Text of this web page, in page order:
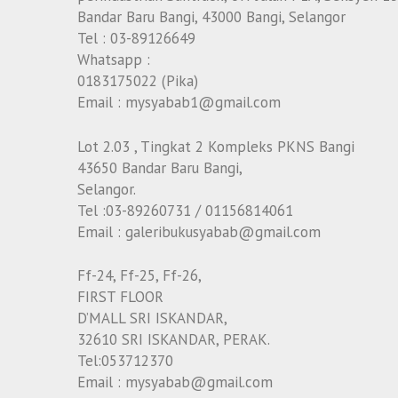
Bandar Baru Bangi, 43000 Bangi, Selangor
Tel : 03-89126649
Whatsapp :
0183175022 (Pika)
Email : mysyabab1@gmail.com
Lot 2.03 , Tingkat 2 Kompleks PKNS Bangi
43650 Bandar Baru Bangi,
Selangor.
Tel :03-89260731 / 01156814061
Email : galeribukusyabab@gmail.com
Ff-24, Ff-25, Ff-26,
FIRST FLOOR
D’MALL SRI ISKANDAR,
32610 SRI ISKANDAR, PERAK.
Tel:053712370
Email : mysyabab@gmail.com